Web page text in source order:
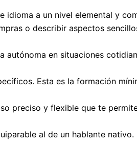
a un nivel elemental y
o describir aspectos
autónoma en situaciones
Esta es la formación
preciso y flexible que te
al de un hablante nativo.